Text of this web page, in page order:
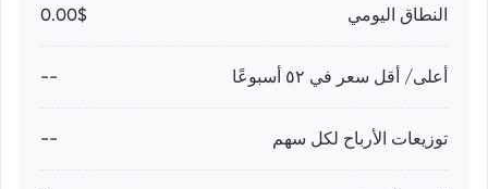
النطاق اليومي 0.00$
أعلى/ أقل سعر في ٥٢ أسبوعًا --
توزيعات الأرباح لكل سهم --